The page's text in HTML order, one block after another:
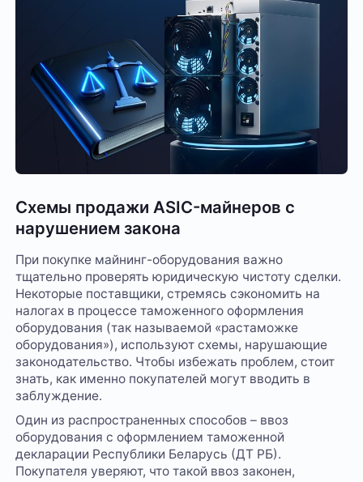
Схемы продажи ASIC-майнеров с
нарушением закона
При покупке майнинг-оборудования важно
тщательно проверять юридическую чистоту сделки.
Некоторые поставщики, стремясь сэкономить на
налогах в процессе таможенного оформления
оборудования (так называемой «растаможке
оборудования»), используют схемы, нарушающие
законодательство. Чтобы избежать проблем, стоит
знать, как именно покупателей могут вводить в
заблуждение.
Один из распространенных способов – ввоз
оборудования с оформлением таможенной
декларации Республики Беларусь (ДТ РБ).
Покупателя уверяют, что такой ввоз законен,